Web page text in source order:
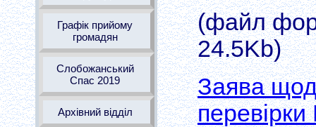
Графік прийому
громадян
Слобожанський
Спас 2019
Архівний відділ
(файл
24.5Kb)
Заява